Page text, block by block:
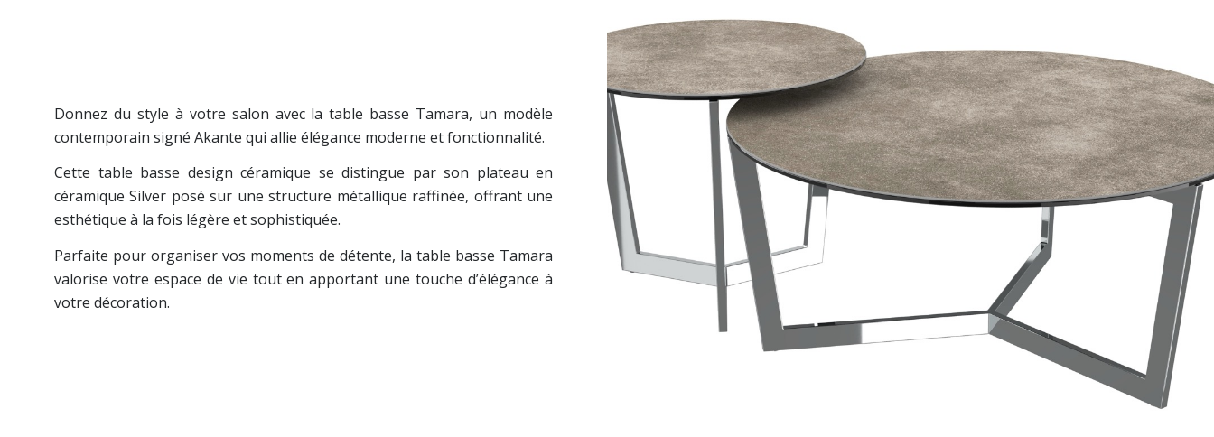
Donnez du style à votre salon avec la table basse Tamara, un modèle
contemporain signé Akante qui allie élégance moderne et fonctionnalité.
Cette table basse design céramique se distingue par son plateau en
céramique Silver posé sur une structure métallique raffinée, offrant une
esthétique à la fois légère et sophistiquée.
Parfaite pour organiser vos moments de détente, la table basse Tamara
valorise votre espace de vie tout en apportant une touche d’élégance à
votre décoration.